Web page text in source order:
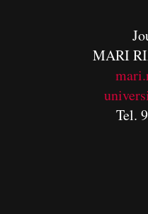
MARI
Tel.